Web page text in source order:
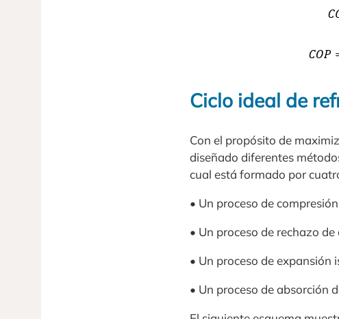
Ciclo ideal de
Con el propósito de
diseñado diferentes
cual está formado por
• Un proceso de
• Un proceso de rechazo
• Un proceso de expansión
• Un proceso de absorción